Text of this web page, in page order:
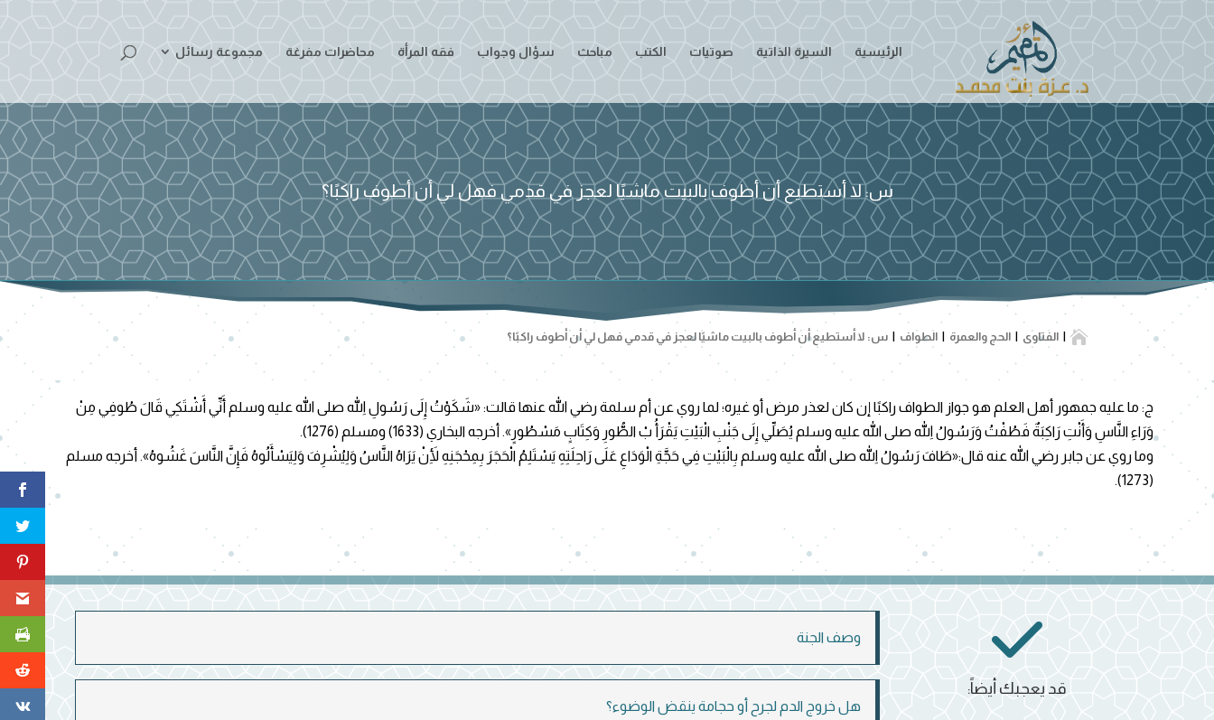
الرئيسية السيرة الذاتية صوتيات الكتب مباحث سؤال وجواب فقه المرأة محاضرات مفرغة مجموعة رسائل
س: لا أستطيع أن أطوف بالبيت ماشيًا لعجز في قدمي فهل لي أن أطوف راكبًا؟
 الفتاوى الحج والعمرة الطواف س: لا أستطيع أن أطوف بالبيت ماشيًا لعجز في قدمي فهل لي أن أطوف راكبًا؟
ج: ما عليه جمهور أهل العلم هو جواز الطواف راكبًا إن كان لعذر مرض أو غيره؛ لما روي عن أم سلمة رضي الله عنها قالت: «شَكَوْتُ إِلَى رَسُولِ اللهِ صلى الله عليه وسلم أَنِّي أَشْتَكِي قَالَ طُوفِي مِنْ
وَرَاءِ النَّاسِ وَأَنْتِ رَاكِبَةٌ فَطُفْتُ وَرَسُولُ اللهِ صلى الله عليه وسلم يُصَلِّي إِلَى جَنْبِ الْبَيْتِ يَقْرَأُ بْ الطُّورِ وَكِتَابٍ مَسْطُورٍ». أخرجه البخاري (1633) ومسلم (1276).
وما روي عن جابر رضي الله عنه قال:«طَافَ رَسُولُ اللهِ صلى الله عليه وسلم بِالْبَيْتِ فِي حَجَّةِ الْوَدَاعِ عَلَى رَاحِلَتِهِ يَسْتَلِمُ الْحَجَرَ بِمِحْجَنِهِ لِأَنْ يَرَاهُ النَّاسُ وَلِيُشْرِفَ وَلِيَسْأَلُوهُ فَإِنَّ النَّاسَ غَشُوهُ». أخرجه مسلم
(1273).
وصف الجنة
هل خروج الدم لجرح أو حجامة ينقض الوضوء؟
قد يعجبك أيضاً: